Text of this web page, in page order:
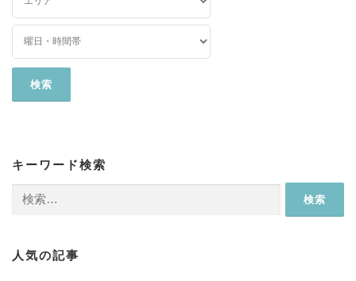
キーワード検索
人気の記事